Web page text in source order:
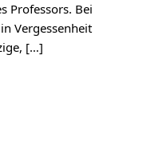
Professors. Bei
Vergessenheit
[…]